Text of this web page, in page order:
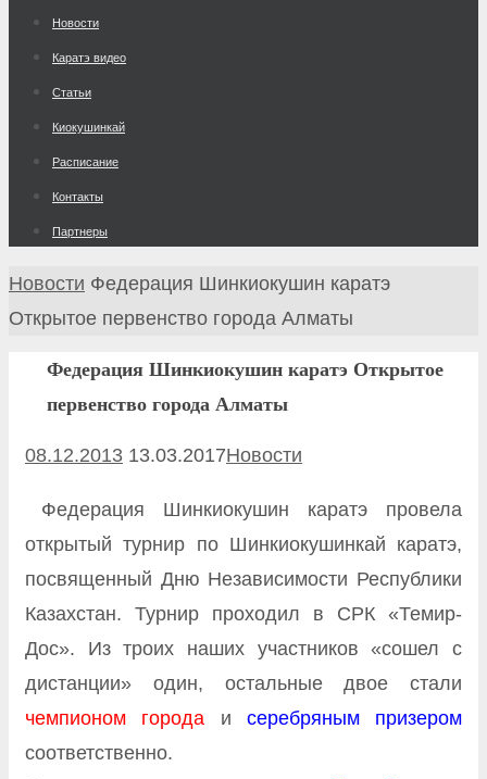
содержимому
Новости
Каратэ видео
Статьи
Киокушинкай
Расписание
Контакты
Партнеры
Главная
Новости Федерация Шинкиокушин каратэ
Открытое первенство города Алматы
Федерация Шинкиокушин каратэ Открытое
первенство города Алматы
08.12.2013 13.03.2017Новости
Федерация Шинкиокушин каратэ провела
открытый турнир по Шинкиокушинкай каратэ,
посвященный Дню Независимости Республики
Казахстан. Турнир проходил в СРК «Темир-
Дос». Из троих наших участников «сошел с
дистанции» один, остальные двое стали
чемпионом города и серебряным призером
соответственно.